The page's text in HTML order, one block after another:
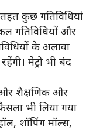
कुछ गतिविधियां
गतिविधियों और
के अलावा
मेट्रो भी बंद
शैक्षणिक और
भी लिया गया
शॉपिंग मॉल्स,